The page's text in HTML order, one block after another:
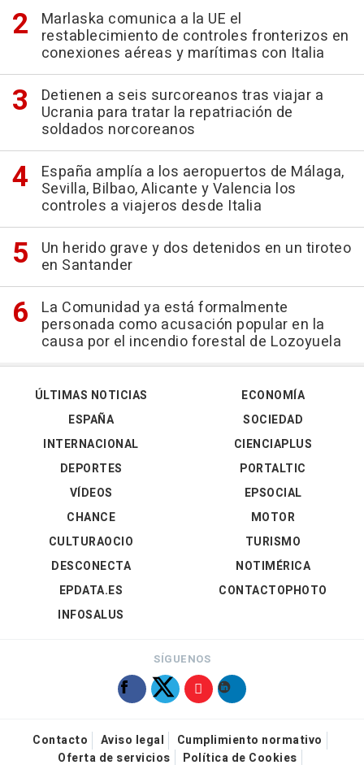
Marlaska comunica a la UE el
restablecimiento de controles fronterizos en
conexiones aéreas y marítimas con Italia
Detienen a seis surcoreanos tras viajar a
Ucrania para tratar la repatriación de
soldados norcoreanos
España amplía a los aeropuertos de Málaga,
Sevilla, Bilbao, Alicante y Valencia los
controles a viajeros desde Italia
Un herido grave y dos detenidos en un tiroteo
en Santander
La Comunidad ya está formalmente
personada como acusación popular en la
causa por el incendio forestal de Lozoyuela
ÚLTIMAS NOTICIAS
ESPAÑA
INTERNACIONAL
DEPORTES
VÍDEOS
ECONOMÍA
SOCIEDAD
CIENCIAPLUS
PORTALTIC
EPSOCIAL
CHANCE
CULTURAOCIO
DESCONECTA
EPDATA.ES
INFOSALUS
MOTOR
TURISMO
NOTIMÉRICA
CONTACTOPHOTO
SÍGUENOS
Contacto Aviso legal
Cumplimiento normativo
Oferta de servicios
Política de Cookies